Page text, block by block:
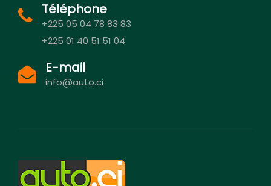
Téléphone
+225 05 04 78 83 83
+225 01 40 51 51 04
E-mail
info@auto.ci